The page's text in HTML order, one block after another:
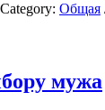
Category: Общая
мужа